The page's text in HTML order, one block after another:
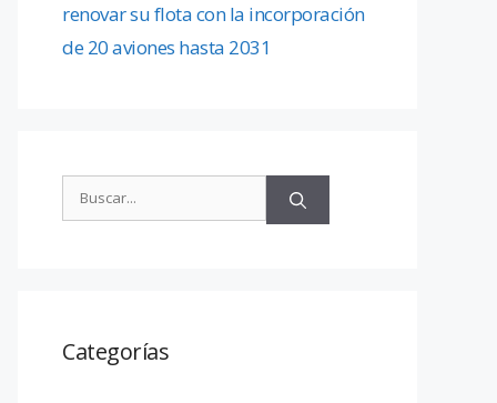
renovar su flota con la incorporación
de 20 aviones hasta 2031
Categorías